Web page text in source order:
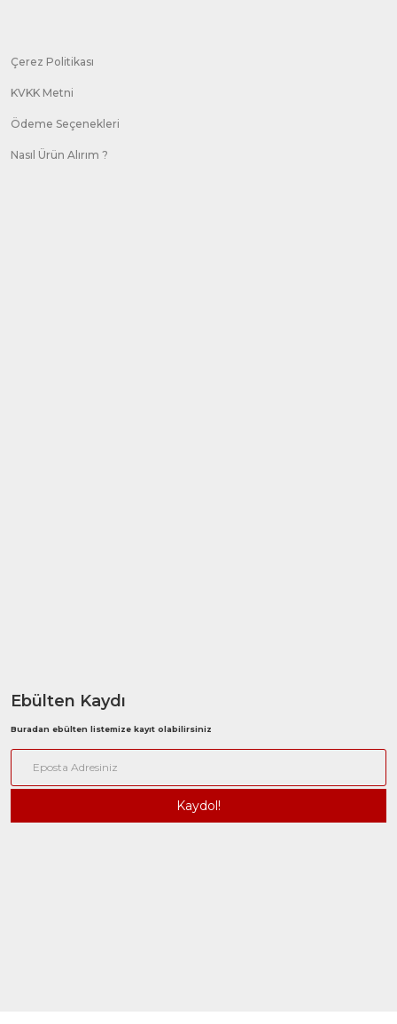
Çerez Politikası
KVKK Metni
Ödeme Seçenekleri
Nasıl Ürün Alırım ?
Ebülten Kaydı
Buradan ebülten listemize kayıt olabilirsiniz